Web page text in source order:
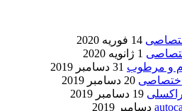
14 فوریه 2020
1 ژانویه 2020
و مرطوب 31 دسامبر 2019
اختصاصی 20 دسامبر 2019
19 دسامبر 2019